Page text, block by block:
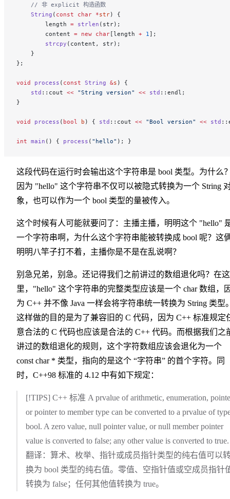
    // 非 explicit 构造函数
    String
( const char *str) {
        length
= strlen (str);
        content
= new char[length + 1 ];
        strcpy
(content, str);
    }
};
void process ( const String &s ) {
    std
::cout << "String version" << std ::endl;
}
void process ( bool b ) { std ::cout << "Bool version" << std
int main () { process ( "hello" ); }
这段代码在运行时会输出这个字符串是 bool 类型。为什么
因为 "hello" 这个字符串不仅可以被隐式转换为一个 String
象，也可以作为一个 bool 类型的量被传入。
这个时候有人可能就要问了：主播主播，明明这个 "hello"
一个字符串啊，为什么这个字符串能被转换成 bool 呢？这
明明八竿子打不着，主播你是不是在乱说啊？
别急兄弟，别急。还记得我们之前讲过的数组退化吗？在这
里，"hello" 这个字符串的完整类型应该是一个 char 数组，
为 C++ 并不像 Java 一样会将字符串统一转换为 String 类型
这样做的目的是为了兼容旧的 C 代码，因为 C++ 标准规定
意合法的 C 代码也应该是合法的 C++ 代码。而根据我们之
讲过的数组退化的规则，这个字符数组应该会退化为一个
const char * 类型，指向的是这个 “字符串” 的首个字符。同
时，C++98 标准的 4.12 中有如下规定：
[!TIPS] C++ 标准 A prvalue of arithmetic, enumeration,
or pointer to member type can be converted to a prvalue of
bool. A zero value, null pointer value, or null member pointer
value is converted to false; any other value is converted to true.
翻译：算术、枚举、指针或成员指针类型的纯右值可以
换为 bool 类型的纯右值。零值、空指针值或空成员指针
转换为 false；任何其他值转换为 true。